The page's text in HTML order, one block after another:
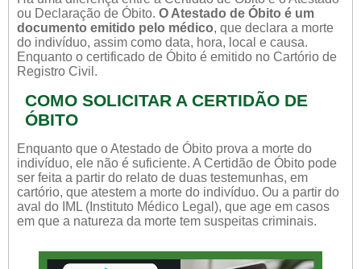
ou Declaração de Óbito. O Atestado de Óbito é um
documento emitido pelo médico, que declara a morte
do indivíduo, assim como data, hora, local e causa.
Enquanto o certificado de Óbito é emitido no Cartório de
Registro Civil.
COMO SOLICITAR A CERTIDÃO DE
ÓBITO
Enquanto que o Atestado de Óbito prova a morte do
indivíduo, ele não é suficiente. A Certidão de Óbito pode
ser feita a partir do relato de duas testemunhas, em
cartório, que atestem a morte do indivíduo. Ou a partir do
aval do IML (Instituto Médico Legal), que age em casos
em que a natureza da morte tem suspeitas criminais.